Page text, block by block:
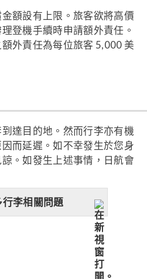
額設有上限。旅客欲將高價
登機手續時申請額外責任。
外責任為每位旅客 5,000 美
達目的地。然而行李亦有機
而延遲。如不幸發生於您身
。如發生上述事情，日航會
李相關問題